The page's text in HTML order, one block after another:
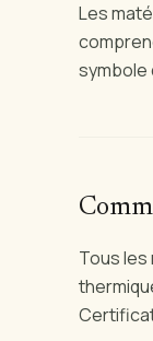
Les
symbole
Tous les